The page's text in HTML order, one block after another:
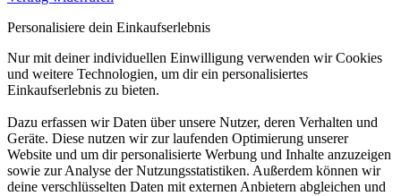
Personalisiere dein Einkaufserlebnis
Nur mit deiner individuellen Einwilligung verwenden wir Cookies
und weitere Technologien, um dir ein personalisiertes
Einkaufserlebnis zu bieten.
Dazu erfassen wir Daten über unsere Nutzer, deren Verhalten und
Geräte. Diese nutzen wir zur laufenden Optimierung unserer
Website und um dir personalisierte Werbung und Inhalte anzuzeigen
sowie zur Analyse der Nutzungsstatistiken. Außerdem können wir
deine verschlüsselten Daten mit externen Anbietern abgleichen und